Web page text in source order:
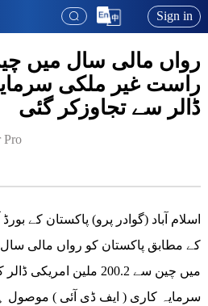
Sign in
رواں مالی سال میں
ڈالر سے تجاوزکر گئی
Pro
اسلام آباد (گوادر پرو) پاکستان کے
میں چین سے 200.2 ملین
سرمایہ کاری ( ایف ڈی آئی ) موصول